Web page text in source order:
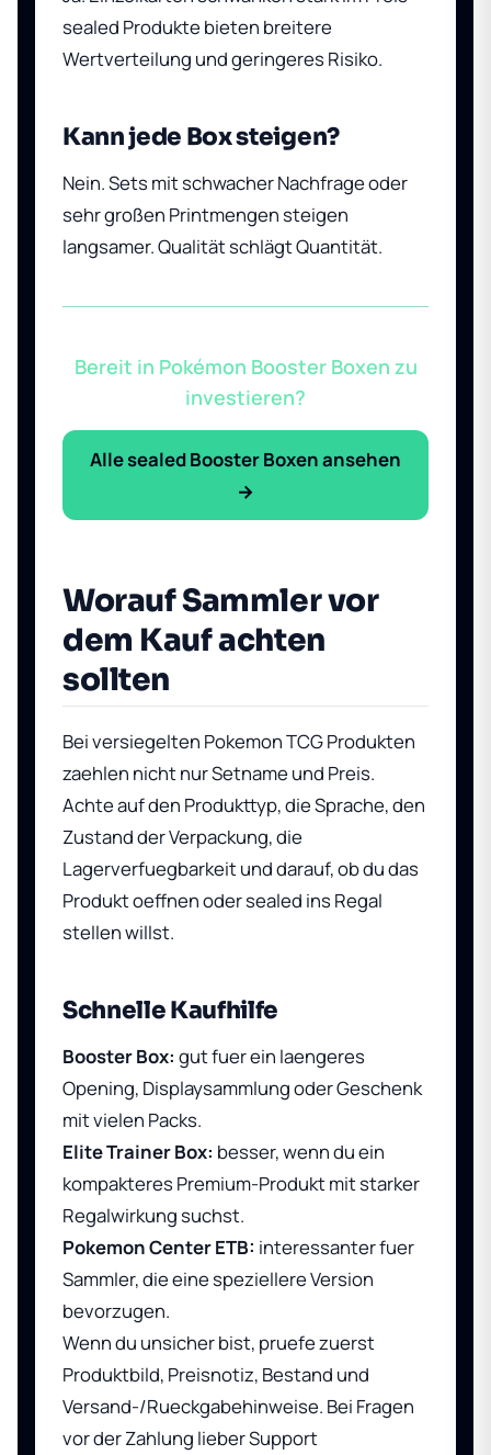
sealed Produkte bieten breitere
Wertverteilung und geringeres Risiko.
Kann jede Box steigen?
Nein. Sets mit schwacher Nachfrage oder
sehr großen Printmengen steigen
langsamer. Qualität schlägt Quantität.
Bereit in Pokémon Booster Boxen zu
investieren?
Alle sealed Booster Boxen ansehen
→
Worauf Sammler vor
dem Kauf achten
sollten
Bei versiegelten Pokemon TCG Produkten
zaehlen nicht nur Setname und Preis.
Achte auf den Produkttyp, die Sprache, den
Zustand der Verpackung, die
Lagerverfuegbarkeit und darauf, ob du das
Produkt oeffnen oder sealed ins Regal
stellen willst.
Schnelle Kaufhilfe
Booster Box: gut fuer ein laengeres
Opening, Displaysammlung oder Geschenk
mit vielen Packs.
Elite Trainer Box: besser, wenn du ein
kompakteres Premium-Produkt mit starker
Regalwirkung suchst.
Pokemon Center ETB: interessanter fuer
Sammler, die eine speziellere Version
bevorzugen.
Wenn du unsicher bist, pruefe zuerst
Produktbild, Preisnotiz, Bestand und
Versand-/Rueckgabehinweise. Bei Fragen
vor der Zahlung lieber Support